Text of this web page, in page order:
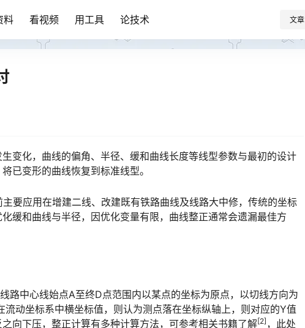
料 看视频 用工具 论技术 文章
变化，曲线的偏角、半径、缓和曲线长度等线型参数与最初的设计
已变形的曲线恢复到标准线型。󠅅󠅃󠄵󠅂󠄪󠇖󠆨󠆨󠇕󠆞󠆒󠅬󠇘󠆭󠆘󠇙󠆝󠅵󠇗󠆭󠆁󠄐󠇗󠅹󠅸󠇖󠆍󠅳󠇖󠅹󠅰󠇖󠆌󠅹
主要应用在增建二线、改建既有铁路曲线及线路大中修，传统的坐标
缓和曲线与半径，因优化变量有限，曲线整正通常会遗漏最佳方
路中心线始点A至终D点范围内以某点的坐标为原点，以切线方向为
流动坐标系中横坐标值，则认为测点落在坐标纵轴上，则对应的Y值
向下压，整正计算有多种计算方法，可参考相关书籍了解󠅅󠅃󠄵󠅂󠄪󠇖󠆨󠆨󠇕󠆞󠆒󠅬󠇘󠆭󠆘󠇙󠆝󠅵󠇗󠆭󠆁󠄐󠇗󠅹󠅸󠇖󠆍󠅳󠇖󠅹󠅰󠇖󠆌󠅹[2] ，此处